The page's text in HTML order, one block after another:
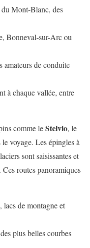
du Mont-Blanc, des
Bonneval-sur-Arc ou
amateurs de conduite
à chaque vallée, entre
comme leStelvio, le
voyage. Les épingles à
sont saisissantes et
routes panoramiques
de montagne et
plus belles courbes